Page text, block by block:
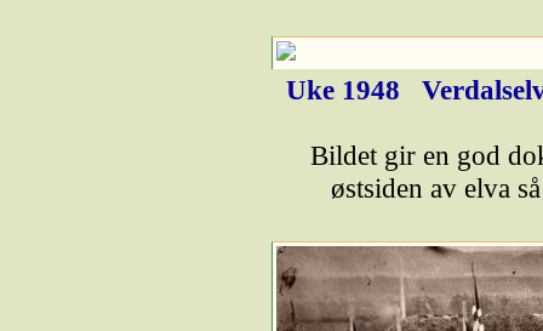
Uke 1948
Bildet gir en god
østsiden av elva